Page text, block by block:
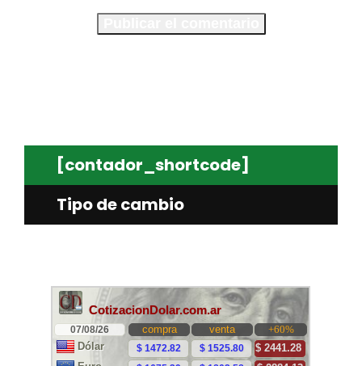
[contador_shortcode]
Tipo de cambio